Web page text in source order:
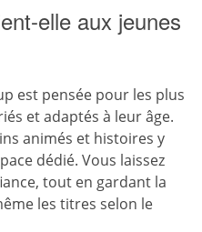
elle aux jeunes
est pensée pour les plus
et adaptés à leur âge.
animés et histoires y
dédié. Vous laissez
tout en gardant la
les titres selon le